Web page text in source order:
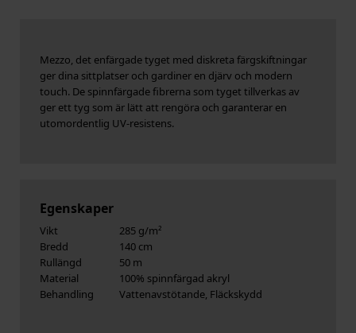
Mezzo, det enfärgade tyget med diskreta färgskiftningar
ger dina sittplatser och gardiner en djärv och modern
touch. De spinnfärgade fibrerna som tyget tillverkas av
ger ett tyg som är lätt att rengöra och garanterar en
utomordentlig UV-resistens.
Egenskaper
Vikt
285 g/m²
Bredd
140 cm
Rullängd
50 m
Material
100% spinnfärgad akryl
Behandling
Vattenavstötande, Fläckskydd